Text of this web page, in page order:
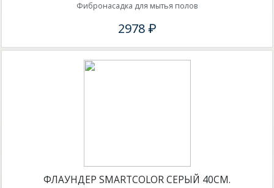
Фибронасадка для мытья полов
2978 ₽
ФЛАУНДЕР SMARTCOLOR СЕРЫЙ 40СМ.